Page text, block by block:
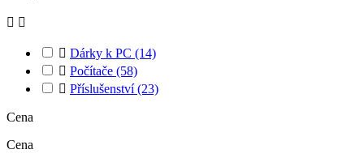
 
 Dárky k PC (14)
 Počítače (58)
 Příslušenství(23)
Cena
Cena